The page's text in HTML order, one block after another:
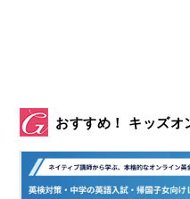
おすすめ！ キッズオ